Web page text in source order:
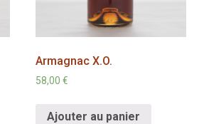
Armagnac X.O.
58,00€
Ajouter au panier